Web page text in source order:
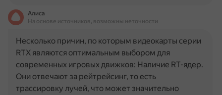
Алиса
На основе источников, возможны неточности
Несколько причин, по которым видеокарты серии
RTX являются оптимальным выбором для
современных игровых движков: Наличие RT-ядер.
Они отвечают за рейтрейсинг, то есть
трассировку лучей, что может значительно